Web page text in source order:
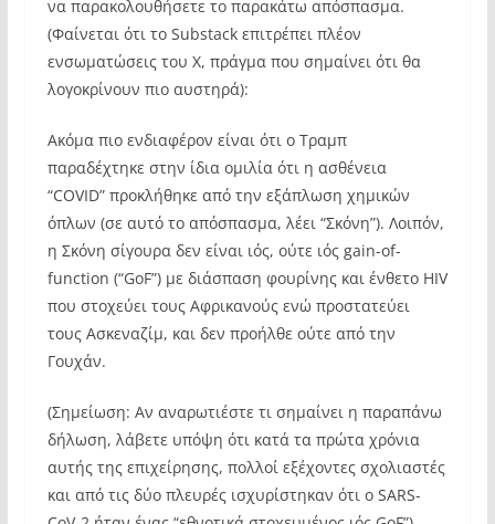
να παρακολουθήσετε το παρακάτω απόσπασμα.
(Φαίνεται ότι το Substack επιτρέπει πλέον
ενσωματώσεις του X, πράγμα που σημαίνει ότι θα
λογοκρίνουν πιο αυστηρά):
Ακόμα πιο ενδιαφέρον είναι ότι ο Τραμπ
παραδέχτηκε στην ίδια ομιλία ότι η ασθένεια
“COVID” προκλήθηκε από την εξάπλωση χημικών
όπλων (σε αυτό το απόσπασμα, λέει “Σκόνη”). Λοιπόν,
η Σκόνη σίγουρα δεν είναι ιός, ούτε ιός gain-of-
function (“GoF”) με διάσπαση φουρίνης και ένθετο HIV
που στοχεύει τους Αφρικανούς ενώ προστατεύει
τους Ασκεναζίμ, και δεν προήλθε ούτε από την
Γουχάν.
(Σημείωση: Αν αναρωτιέστε τι σημαίνει η παραπάνω
δήλωση, λάβετε υπόψη ότι κατά τα πρώτα χρόνια
αυτής της επιχείρησης, πολλοί εξέχοντες σχολιαστές
και από τις δύο πλευρές ισχυρίστηκαν ότι ο SARS-